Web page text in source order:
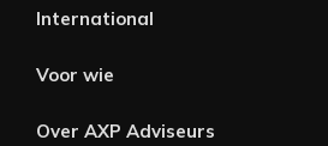
International
Voor wie
Over AXP Adviseurs